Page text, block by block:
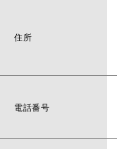
住所
電話番号